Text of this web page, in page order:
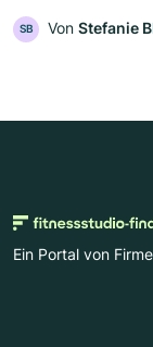
SB Von Stefanie
Ein Portal von